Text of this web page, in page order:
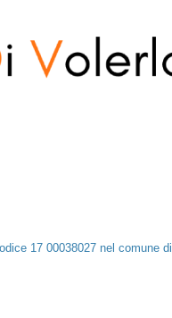
17 00038027 nel comune di